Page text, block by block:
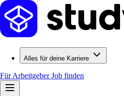
Alles für deine Karriere
Für ArbeitgeberJob finden